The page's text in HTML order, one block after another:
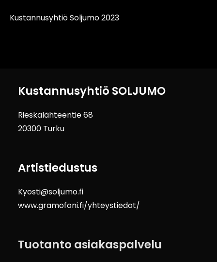
Kustannusyhtiö Soljumo 2023
Kustannusyhtiö SOLJUMO
Rieskalähteentie 68
20300 Turku
Artistiedustus
Kyosti@soljumo.fi
www.gramofoni.fi/yhteystiedot/
Tuotanto asiakaspalvelu